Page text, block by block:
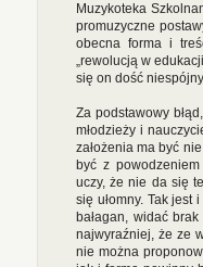
Muzykoteka
promuzyczne
obecna forma i
„rewolucją w
się on dość
Za podstawowy
młodzieży i
założenia ma być
być z
uczy, że nie da się
się ułomny. Tak
bałagan, widać
najwyraźniej, że ze
nie można